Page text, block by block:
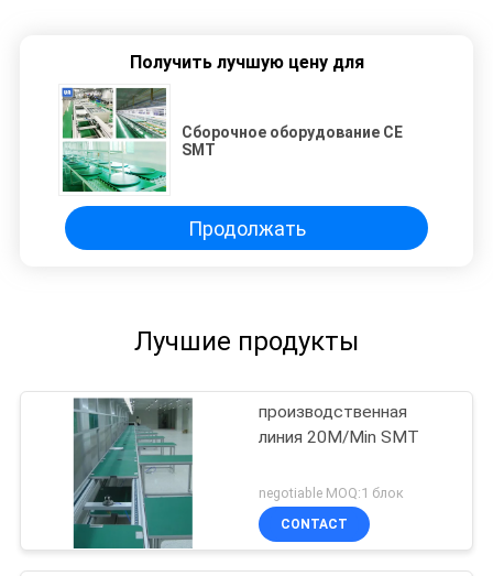
Получить лучшую цену для
Сборочное оборудование CE
SMT
Продолжать
Лучшие продукты
производственная
линия 20M/Min SMT
negotiable MOQ:1 блок
CONTACT